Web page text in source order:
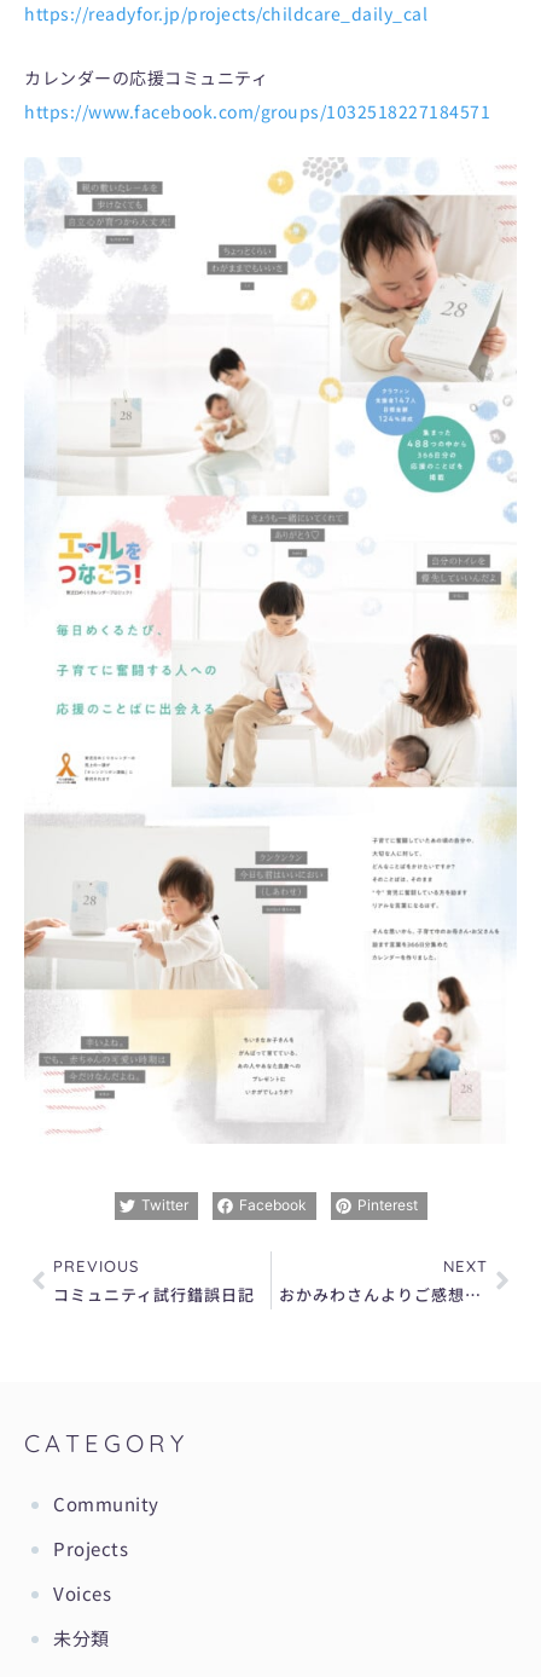
https://readyfor.jp/projects/childcare_daily_cal
カレンダーの応援コミュニティ
https://www.facebook.com/groups/1032518227184571
Twitter Facebook Pinterest
Prev
PREVIOUS
コミュニティ試行錯誤日記
NEXT
おかみわさんよりご感想をいただきました
CATEGORY
Community
Projects
Voices
未分類